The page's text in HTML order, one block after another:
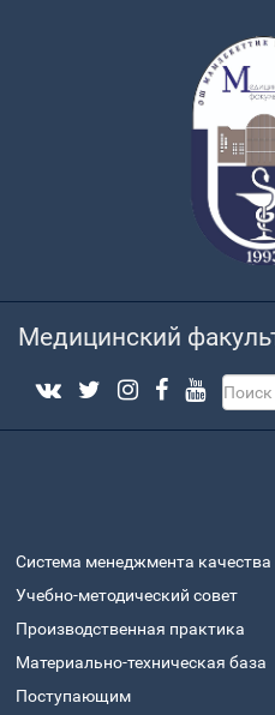
Медицинский
Система менеджмента качества
Учебно-методический совет
Производственная практика
Материально-техническая база
Поступающим